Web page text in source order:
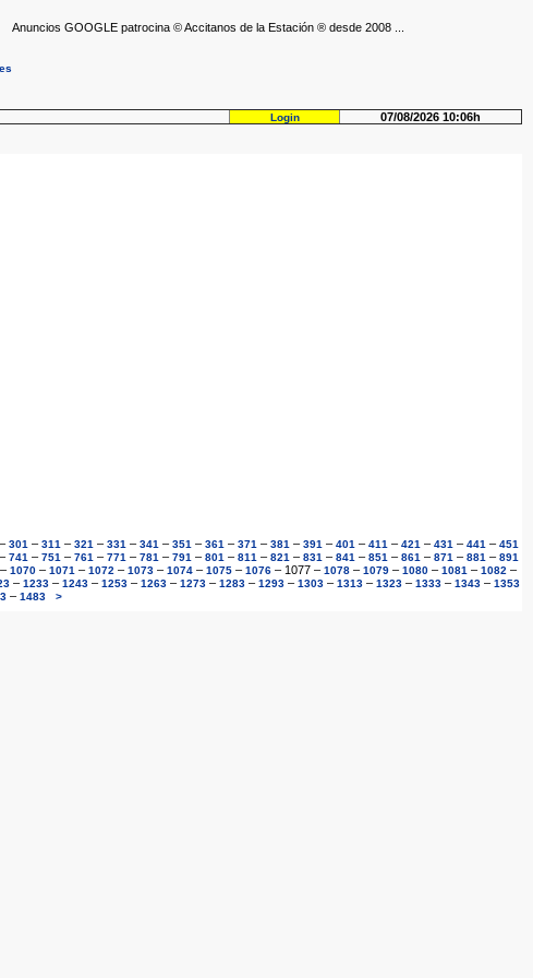
Anuncios GOOGLE patrocina © Accitanos de la Estación ® desde 2008 ...
Login 07/08/2026 10:06h
– 301 – 311 – 321 – 331 – 341 – 351 – 361 – 371 – 381 – 391 – 401 – 411 – 421 – 431 – 441 – 451
– 741 – 751 – 761 – 771 – 781 – 791 – 801 – 811 – 821 – 831 – 841 – 851 – 861 – 871 – 881 – 891
– 1070 – 1071 – 1072 – 1073 – 1074 – 1075 – 1076 – 1077 – 1078 – 1079 – 1080 – 1081 – 1082 –
– 1233 – 1243 – 1253 – 1263 – 1273 – 1283 – 1293 – 1303 – 1313 – 1323 – 1333 – 1343 – 1353
– 1483 >